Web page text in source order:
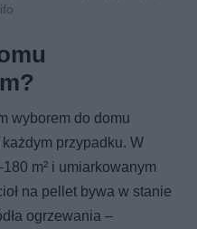
wyborem do domu
przypadku. W
m² i umiarkowanym
na pellet bywa w stanie
ogrzewania –